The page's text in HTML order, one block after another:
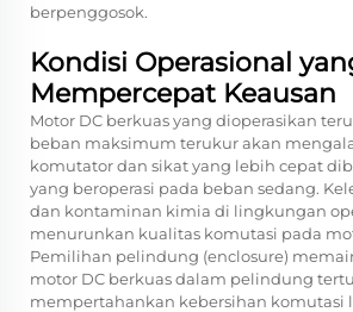
berpenggosok.
Kondisi Operasional
Mempercepat Keausan
Motor DC berkuas yang dioperasikan
beban maksimum terukur akan
komutator dan sikat yang lebih cepat
yang beroperasi pada beban sedang.
dan kontaminan kimia di lingkungan
menurunkan kualitas komutasi pada
Pemilihan pelindung (enclosure)
motor DC berkuas dalam pelindung
mempertahankan kebersihan komutasi